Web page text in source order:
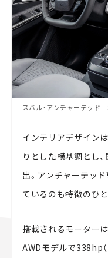
スバル・アンチャーテッ
インテリアデザイン
りとした横基調とし
出。アンチャーテッ
ているのも特徴のひと
搭載されるモーター
AWDモデルで338hp